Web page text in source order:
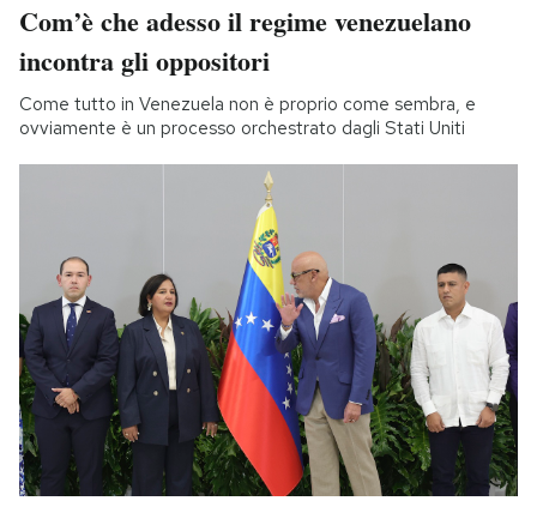
Com’è che adesso il regime venezuelano
incontra gli oppositori
Come tutto in Venezuela non è proprio come sembra, e
ovviamente è un processo orchestrato dagli Stati Uniti